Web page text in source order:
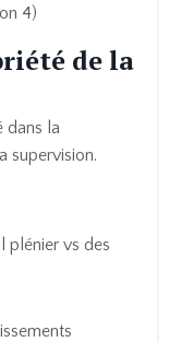
4)
de la
dans la
supervision.
plénier vs des